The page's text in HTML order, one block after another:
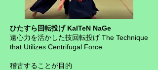
ひたすら回転投げ KaITeN NaGe
遠心力を活かした技回転投げ The Technique
that Utilizes Centrifugal Force
稽古することが目的